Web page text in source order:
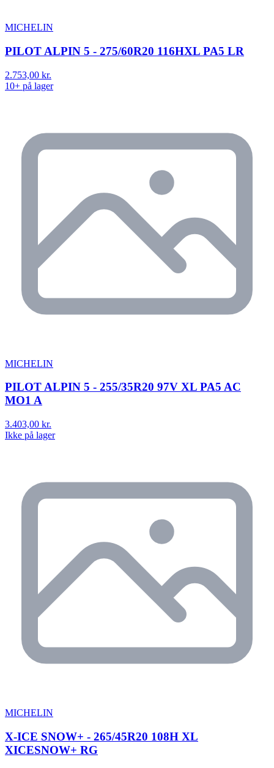
MICHELIN
PILOT ALPIN 5 - 275/60R20 116HXL PA5 LR
2.753,00 kr.
10+ på lager
MICHELIN
PILOT ALPIN 5 - 255/35R20 97V XL PA5 AC
MO1 A
3.403,00 kr.
Ikke på lager
MICHELIN
X-ICE SNOW+ - 265/45R20 108H XL
XICESNOW+ RG